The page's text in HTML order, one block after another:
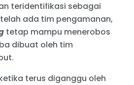
teridentifikasi sebagai
ada tim pengamanan,
tetap mampu menerobos
dibuat oleh tim
terus diganggu oleh